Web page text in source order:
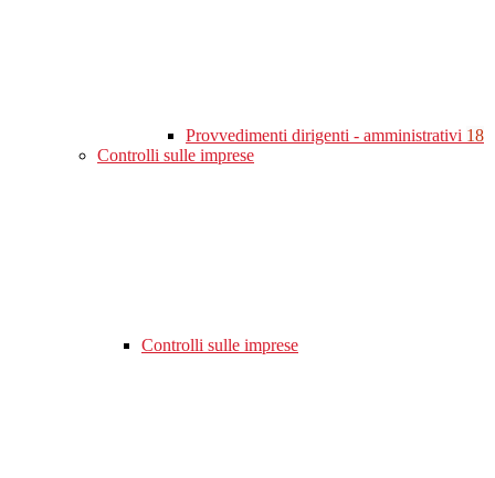
Provvedimenti dirigenti - amministrativi 18
Controlli sulle imprese
Controlli sulle imprese